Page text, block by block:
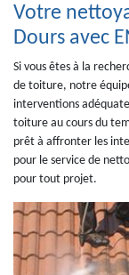
Votre
Dours avec
Si vous êtes à la
de toiture, notre
interventions
toiture au cours du
prêt à affronter les
pour le service de
pour tout projet.